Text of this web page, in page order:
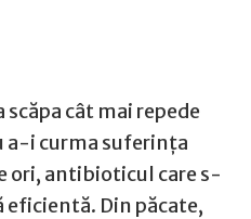
cât mai repede
a-i curma suferința
ori, antibioticul care s-
eficientă. Din păcate,